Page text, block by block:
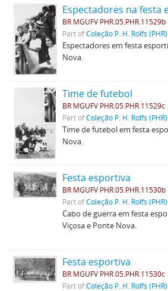
Espectadores na festa
BR MGUFV PHR.05.PHR.11529b
Part ofColeção P. H. Rolfs (PHR)
Espectadores em festa
Nova.
Time de futebol
BR MGUFV PHR.05.PHR.11529c
Part ofColeção P. H. Rolfs (PHR)
Time de futebol em festa
Nova.
Festa esportiva
BR MGUFV PHR.05.PHR.11530b
Part ofColeção P. H. Rolfs (PHR)
Cabo de guerra em festa
Viçosa e Ponte Nova.
Festa esportiva
BR MGUFV PHR.05.PHR.11530c
Part ofColeção P. H. Rolfs (PHR)